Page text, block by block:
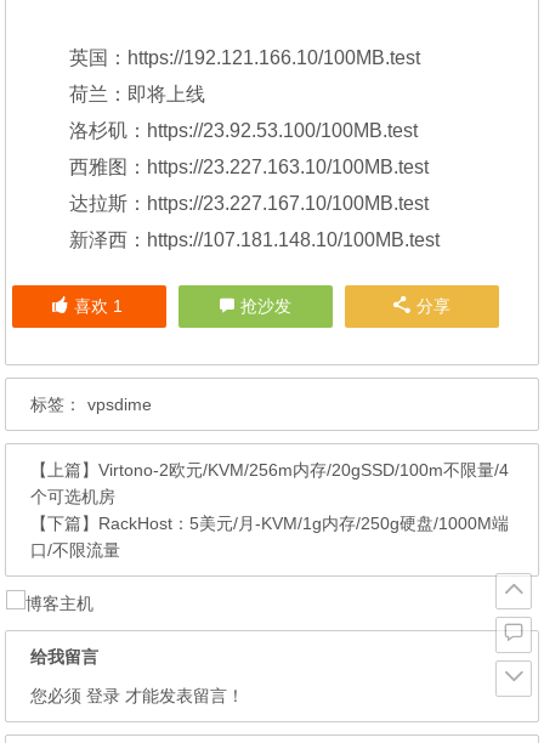
英国：https://192.121.166.10/100MB.test
荷兰：即将上线
洛杉矶：https://23.92.53.100/100MB.test
西雅图：https://23.227.163.10/100MB.test
达拉斯：https://23.227.167.10/100MB.test
新泽西：https://107.181.148.10/100MB.test
喜欢 1 抢沙发 分享
标签： vpsdime
【上篇】Virtono-2欧元/KVM/256m内存/20gSSD/100m不限量/4
个可选机房
【下篇】 RackHost：5美元/月-KVM/1g内存/250g硬盘/1000M端
口/不限流量
给我留言
您必须 登录才能发表留言！